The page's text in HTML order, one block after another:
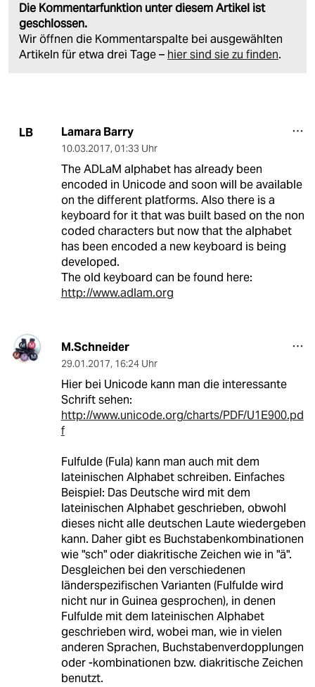
Die Kommentarfunktion unter diesem Artikel ist
geschlossen.
Wir öffnen die Kommentarspalte bei ausgewählten
Artikeln für etwa drei Tage – hier sind sie zu finden.
LB Lamara Barry
10.03.2017, 01:33 Uhr
The ADLaM alphabet has already been
encoded in Unicode and soon will be available
on the different platforms. Also there is a
keyboard for it that was built based on the non
coded characters but now that the alphabet
has been encoded a new keyboard is being
developed.
The old keyboard can be found here:
http://www.adlam.org
M.Schneider
29.01.2017, 16:24 Uhr
Hier bei Unicode kann man die interessante
Schrift sehen:
http://www.unicode.org/charts/PDF/U1E900.pd
f
Fulfulde (Fula) kann man auch mit dem
lateinischen Alphabet schreiben. Einfaches
Beispiel: Das Deutsche wird mit dem
lateinischen Alphabet geschrieben, obwohl
dieses nicht alle deutschen Laute wiedergeben
kann. Daher gibt es Buchstabenkombinationen
wie "sch" oder diakritische Zeichen wie in "ä".
Desgleichen bei den verschiedenen
länderspezifischen Varianten (Fulfulde wird
nicht nur in Guinea gesprochen), in denen
Fulfulde mit dem lateinischen Alphabet
geschrieben wird, wobei man, wie in vielen
anderen Sprachen, Buchstabenverdopplungen
oder -kombinationen bzw. diakritische Zeichen
benutzt.